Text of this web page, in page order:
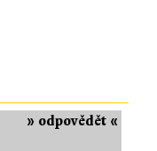
» odpovědět «